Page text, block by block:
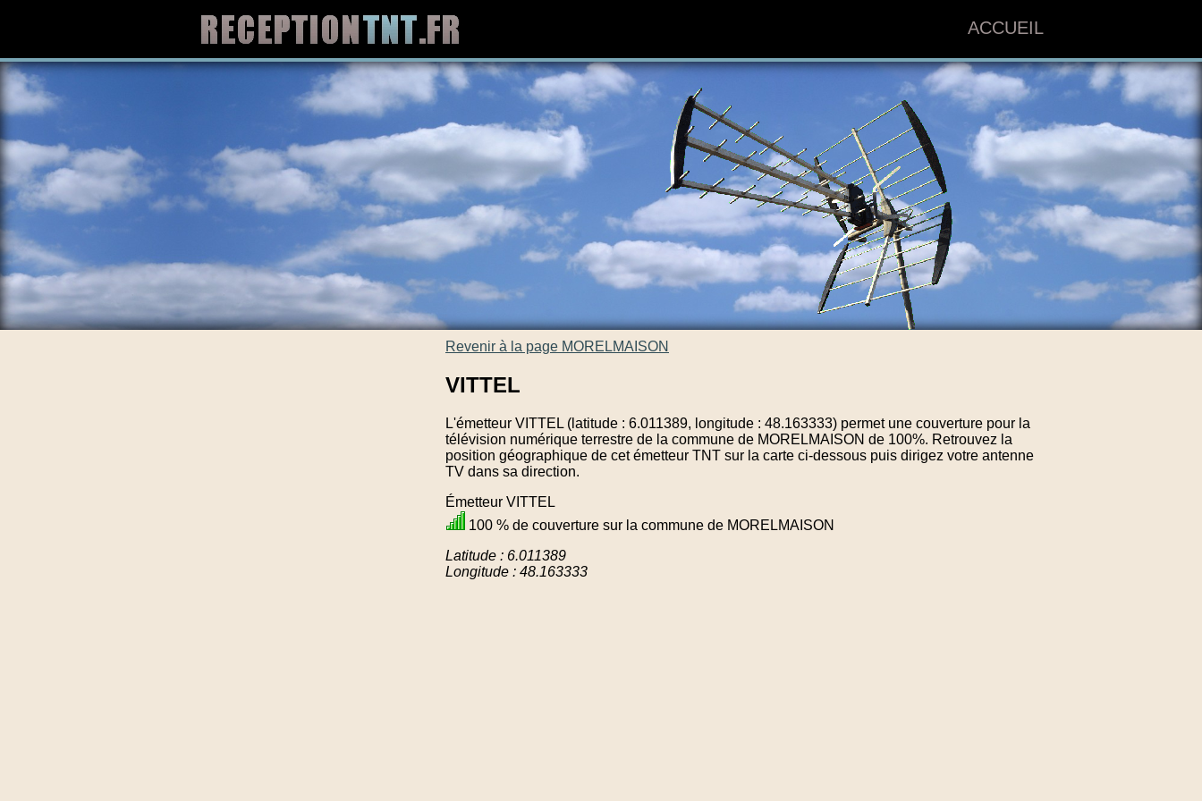
ACCUEIL
Revenir à la page MORELMAISON
VITTEL
L'émetteur VITTEL (latitude : 6.011389, longitude : 48.163333) permet une couverture pour la
télévision numérique terrestre de la commune de MORELMAISON de 100%. Retrouvez la
position géographique de cet émetteur TNT sur la carte ci-dessous puis dirigez votre antenne
TV dans sa direction.
Émetteur VITTEL
100 % de couverture sur la commune de MORELMAISON
Latitude : 6.011389
Longitude : 48.163333